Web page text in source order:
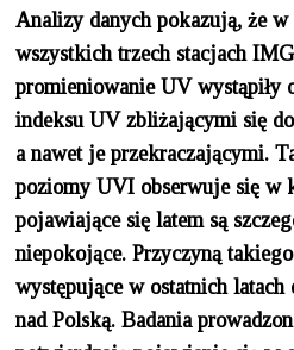
Analizy danych pokazują, że w
wszystkich trzech stacjach
promieniowanie UV wystąpiły
indeksu UV zbliżającymi się
a nawet je przekraczającymi.
poziomy UVI obserwuje się w
pojawiające się latem są
niepokojące. Przyczyną
występujące w ostatnich
nad Polską. Badania